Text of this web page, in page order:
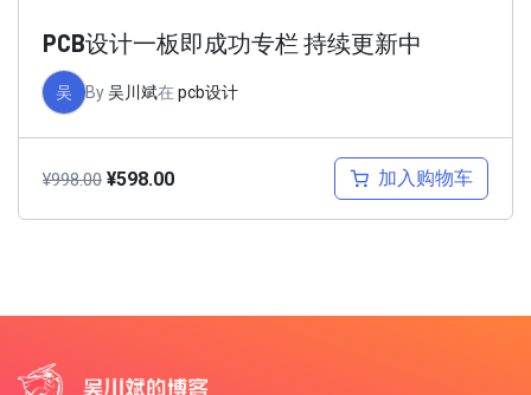
PCB设计一板即成功专栏 持续更新中
吴 By吴川斌在 pcb设计
¥998.00 ¥598.00 加入购物车